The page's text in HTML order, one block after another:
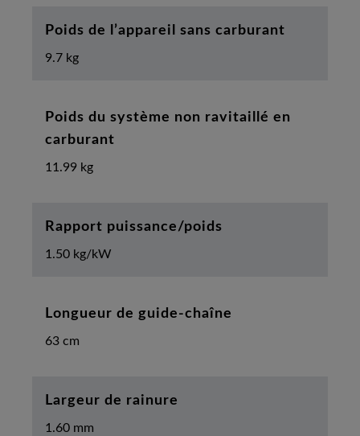
Poids de l’appareil sans carburant
9.7 kg
Poids du système non ravitaillé en
carburant
11.99 kg
Rapport puissance/poids
1.50 kg/kW
Longueur de guide-chaîne
63 cm
Largeur de rainure
1.60 mm